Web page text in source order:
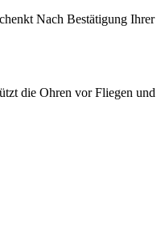
Nach Bestätigung Ihrer
die Ohren vor Fliegen und